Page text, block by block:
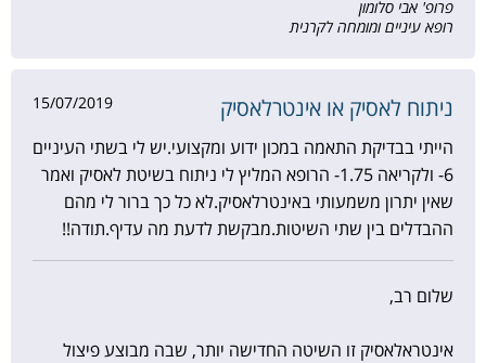
פרופ' אבי סלומון
רופא עיניים ומומחה לקרנית
ניתוח לאסיק או אינטרלאסיק 15/07/2019
הייתי בבדיקת התאמה במכון ידוע ומקצועי.יש לי בשתי העיניים
6- ולקריאה 1.75- הרופא המליץ לי ניתוח בשיטת לאסיק ואמר
שאין יתרון משמעותי באינטרלאסיק.לא כל כך ברור לי מהם
ההבדלים בין שתי השיטות.מבקשת לדעת מה עדיף.תודה!!
שלום רב,
אינטראלאסיק זו השיטה החדישה יותר, שבה מבוצע פיצול